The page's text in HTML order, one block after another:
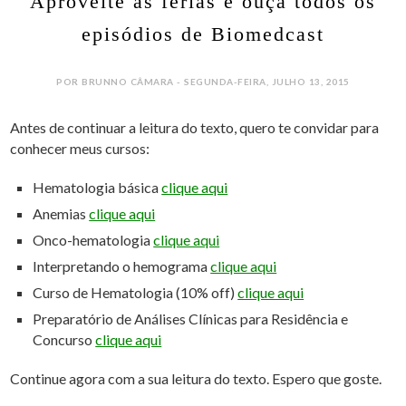
episódios de Biomedcast
POR BRUNNO CÂMARA - SEGUNDA-FEIRA, JULHO 13, 2015
Antes de continuar a leitura do texto, quero te convidar para
conhecer meus cursos:
Hematologia básicaclique aqui
Anemiasclique aqui
Onco-hematologiaclique aqui
Interpretando o hemogramaclique aqui
Curso de Hematologia (10% off)clique aqui
Preparatório de Análises Clínicas para Residência e
Concursoclique aqui
Continue agora com a sua leitura do texto. Espero que goste.